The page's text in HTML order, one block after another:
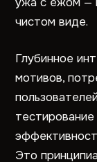
чистом виде.
Глубинное
мотивов,
Это